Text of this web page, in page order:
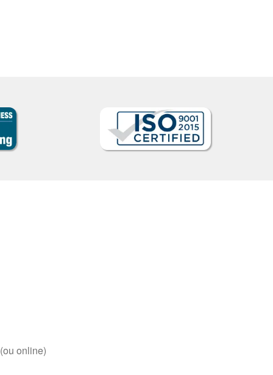
online)